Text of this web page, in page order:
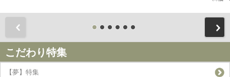
こだわり特集
【夢】特集